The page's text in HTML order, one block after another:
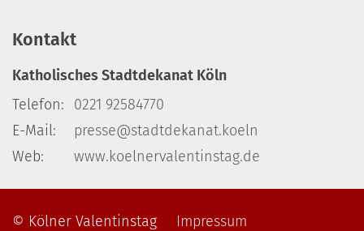
Kontakt
Katholisches Stadtdekanat Köln
Telefon:
0221 92584770
E-Mail:
presse@stadtdekanat.koeln
Web:
www.koelnervalentinstag.de
© Kölner Valentinstag
Impressum